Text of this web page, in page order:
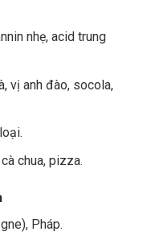
nhẹ, acid trung
vị anh đào, socola,
chua, pizza.
Pháp.